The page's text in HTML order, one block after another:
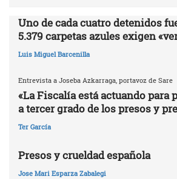
Uno de cada cuatro detenidos
5.379 carpetas azules exigen
Luis Miguel Barcenilla
Entrevista a Joseba Azkarraga, portavoz de Sare
«La Fiscalía está actuando para
a tercer grado de los presos y
Ter García
Presos y crueldad española
Jose Mari Esparza Zabalegi